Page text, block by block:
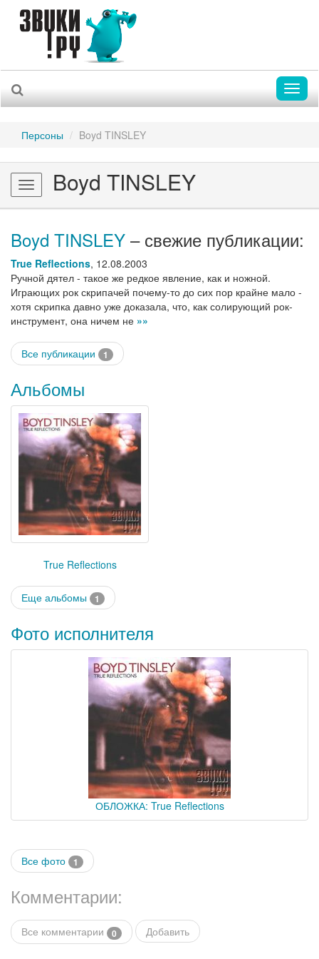
Персоны Boyd TINSLEY
Toggle
navigation
Boyd TINSLEY
Boyd TINSLEY – свежие публикации:
True Reflections, 12.08.2003
Ручной дятел - такое же редкое явление, как и ножной.
Играющих рок скрипачей почему-то до сих пор крайне мало -
хотя скрипка давно уже доказала, что, как солирующий рок-
инструмент, она ничем не »»
Все публикации 1
Альбомы
True Reflections
Еще альбомы 1
Фото исполнителя
ОБЛОЖКА: True Reflections
Все фото 1
Комментарии:
Все комментарии 0 Добавить